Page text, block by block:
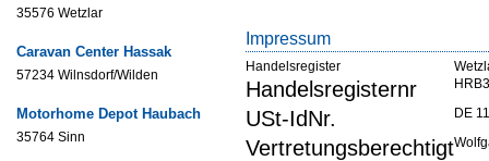
35576 Wetzlar
Caravan Center Hassak
57234 Wilnsdorf/Wilden
Motorhome Depot Haubach
35764 Sinn
Impressum
Handelsregister
Handelsregisternr
USt-IdNr. DE
Vertretungsberechtigt